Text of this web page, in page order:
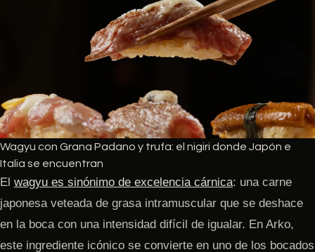
Wagyu con Grana Padano y trufa: el nigiri donde Japón e
Italia se encuentran
El wagyu es sinónimo de excelencia cárnica: una carne
japonesa veteada de grasa intramuscular que se deshace
en la boca con una intensidad difícil de igualar. En Arko,
este ingrediente icónico se convierte en uno de los bocados